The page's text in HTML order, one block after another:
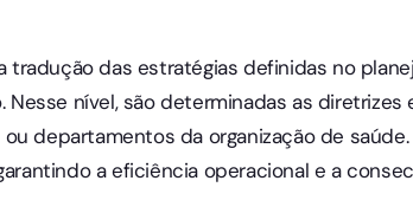
das estratégias definidas no
nível, são determinadas as diretrizes
departamentos da organização de
a eficiência operacional e a